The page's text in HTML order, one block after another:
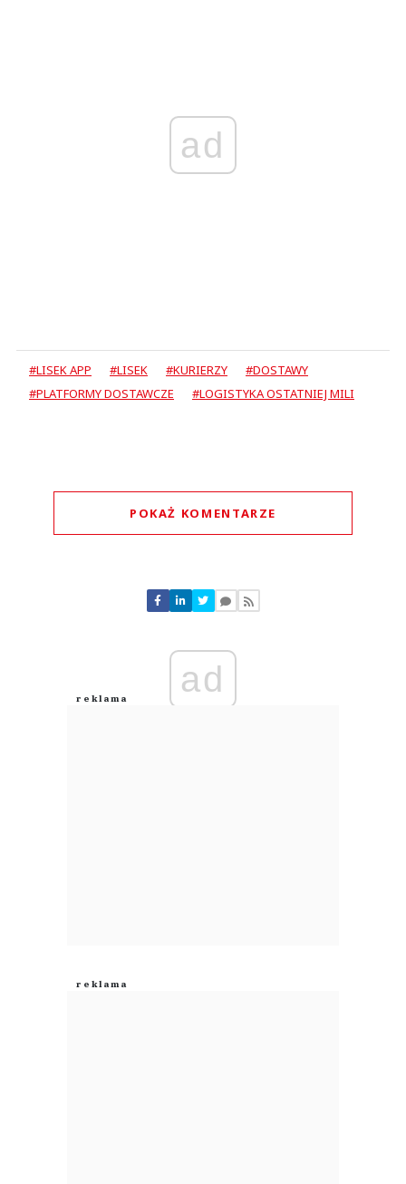
ad
#LISEK APP #LISEK #KURIERZY
#DOSTAWY
#PLATFORMY DOSTAWCZE
#LOGISTYKA OSTATNIEJ MILI
POKAŻ KOMENTARZE
Nie znaleziono komentarzy
Zostaw swoje komentarze
Anuluj
ad